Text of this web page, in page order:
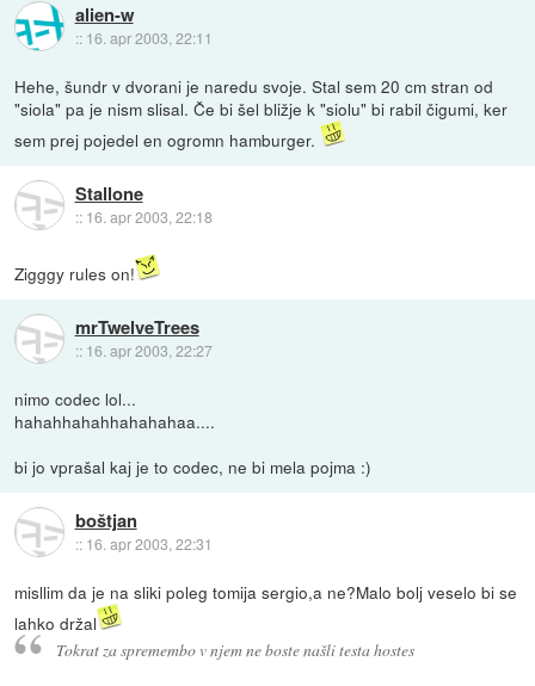
alien-w
:: 16. apr 2003, 22:11
Hehe, šundr v dvorani je naredu svoje. Stal sem 20 cm stran od
"siola" pa je nism slisal. Če bi šel bližje k "siolu" bi rabil čigumi, ker
sem prej pojedel en ogromn hamburger.
Stallone
:: 16. apr 2003, 22:18
Zigggy rules on!
mrTwelveTrees
:: 16. apr 2003, 22:27
nimo codec lol...
hahahhahahhahahahaa....
bi jo vprašal kaj je to codec, ne bi mela pojma :)
boštjan
:: 16. apr 2003, 22:31
misllim da je na sliki poleg tomija sergio,a ne?Malo bolj veselo bi se
lahko držal
Tokrat za spremembo v njem ne boste našli testa hostes